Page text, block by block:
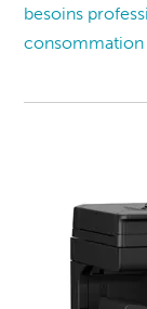
besoins
consommation